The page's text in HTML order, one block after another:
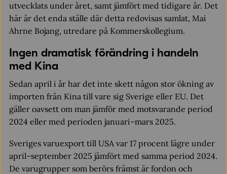
utvecklats under året, samt jämfört med tidigare år. Det
här är det enda ställe där detta redovisas samlat, Mai
Ahrne Bojang, utredare på Kommerskollegium.
Ingen dramatisk förändring i handeln
med Kina
Sedan april i år har det inte skett någon stor ökning av
importen från Kina till vare sig Sverige eller EU. Det
gäller oavsett om man jämför med motsvarande period
2024 eller med perioden januari–mars 2025.
Sveriges varuexport till USA var 17 procent lägre under
april–september 2025 jämfört med samma period 2024.
De varugrupper som berörs främst är fordon och